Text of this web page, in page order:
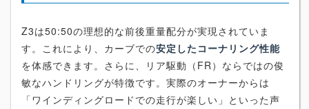
Z3は50:50の理想的な前後重量配分が実現されていま
す。これにより、カーブでの安定したコーナリング性能
を体感できます。さらに、リア駆動（FR）ならではの俊
敏なハンドリングが特徴です。実際のオーナーからは
「ワインディングロードでの走行が楽しい」といった声